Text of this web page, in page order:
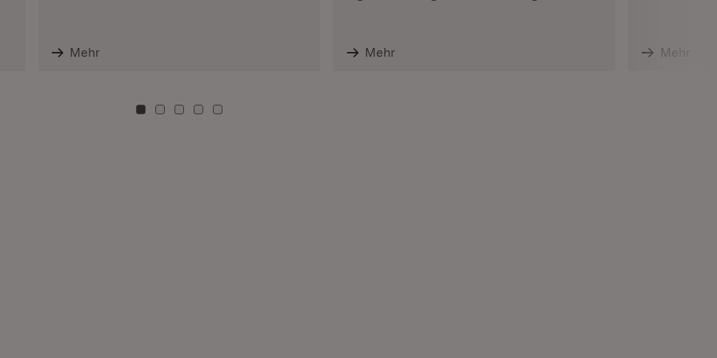
Mehr Mehr Mehr
Zu Kachel: 0
Zu Kachel: 3
Zu Kachel: 6
Zu Kachel: 9
Zu Kachel: 12